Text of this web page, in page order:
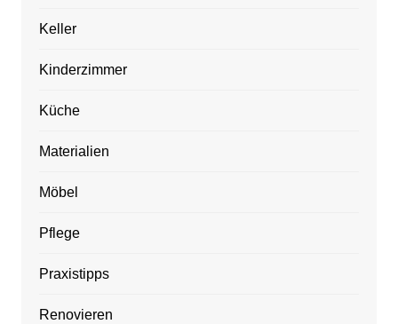
Keller
Kinderzimmer
Küche
Materialien
Möbel
Pflege
Praxistipps
Renovieren